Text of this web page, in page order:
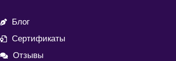
Блог
Сертификаты
Отзывы